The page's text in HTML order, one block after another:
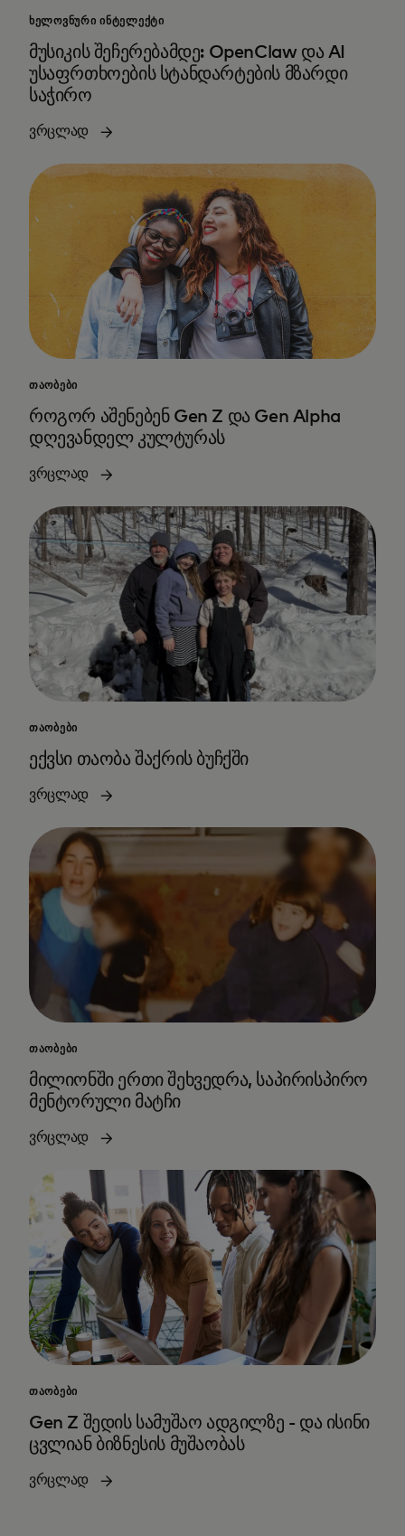
ᲮᲔᲚᲝᲕᲜᲣᲠᲘ ᲘᲜᲢᲔᲚᲔᲥᲢᲘ
მუსიკის შეჩერებამდე: OpenClaw და AI
უსაფრთხოების სტანდარტების მზარდი
საჭირო
ვრცლად
ᲗᲐᲝᲑᲔᲑᲘ
როგორ აშენებენ Gen Z და Gen Alpha
დღევანდელ კულტურას
ვრცლად
ᲗᲐᲝᲑᲔᲑᲘ
ექვსი თაობა შაქრის ბუჩქში
ვრცლად
ᲗᲐᲝᲑᲔᲑᲘ
მილიონში ერთი შეხვედრა, საპირისპირო
მენტორული მატჩი
ვრცლად
ᲗᲐᲝᲑᲔᲑᲘ
Gen Z შედის სამუშაო ადგილზე - და ისინი
ცვლიან ბიზნესის მუშაობას
ვრცლად